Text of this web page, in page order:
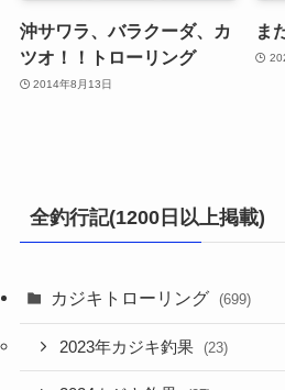
沖サワラ、バラクーダ、カ
ツオ！！トローリング
2014年8月13日
ま
全釣行記(1200日以上掲載)
カジキトローリング (699)
2023年カジキ釣果 (23)